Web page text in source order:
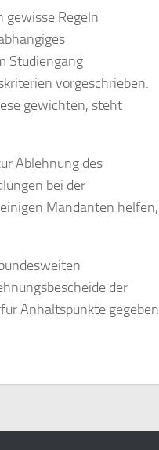
gewisse Regeln
Studiengang
vorgeschrieben.
gewichten, steht
Ablehnung des
bei der
Mandanten helfen,
der
Anhaltspunkte gegeben